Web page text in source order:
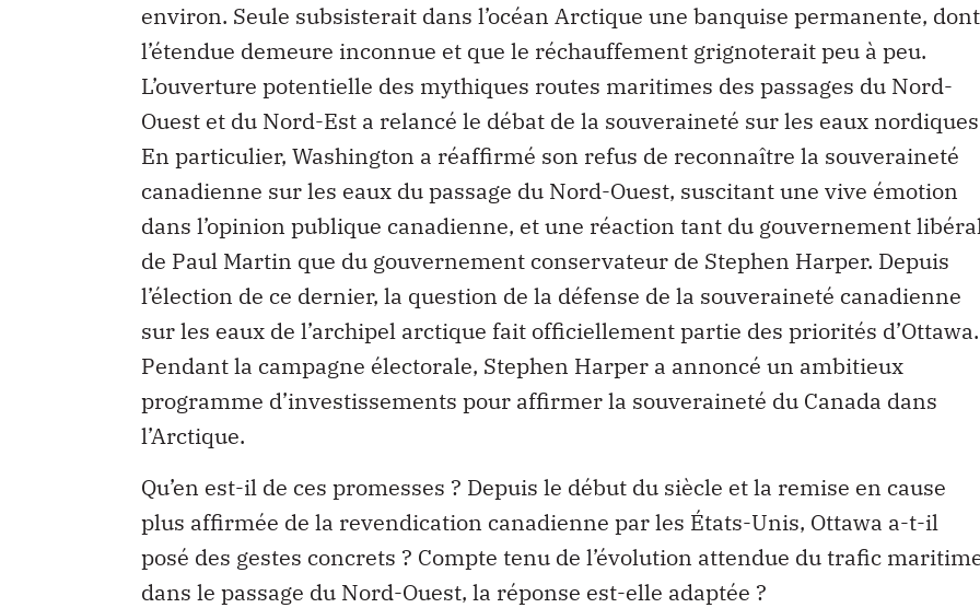
environ. Seule subsisterait dans l’océan Arctique une banquise permanente, dont
l’étendue demeure inconnue et que le réchauffement grignoterait peu à peu.
L’ouverture potentielle des mythiques routes maritimes des passages du Nord-
Ouest et du Nord-Est a relancé le débat de la souveraineté sur les eaux
En particulier, Washington a réaffirmé son refus de reconnaître la souveraineté
canadienne sur les eaux du passage du Nord-Ouest, suscitant une vive émotion
dans l’opinion publique canadienne, et une réaction tant du gouvernement
de Paul Martin que du gouvernement conservateur de Stephen Harper. Depuis
l’élection de ce dernier, la question de la défense de la souveraineté canadienne
sur les eaux de l’archipel arctique fait officiellement partie des priorités d’Ottawa.
Pendant la campagne électorale, Stephen Harper a annoncé un ambitieux
programme d’investissements pour affirmer la souveraineté du Canada dans
l’Arctique.
Qu’en est-il de ces promesses ? Depuis le début du siècle et la remise en cause
plus affirmée de la revendication canadienne par les États-Unis, Ottawa a-t-il
posé des gestes concrets ? Compte tenu de l’évolution attendue du trafic
dans le passage du Nord-Ouest, la réponse est-elle adaptée ?